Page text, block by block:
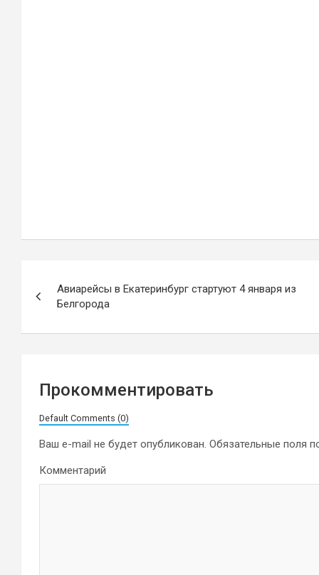
по
записям
Авиарейсы в Екатеринбург стартуют 4 января из
Белгорода
Прокомментировать
Default Comments (0)
Ваш e-mail не будет опубликован. Обязательные поля
Комментарий